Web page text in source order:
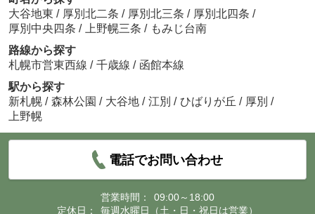
大谷地東 / 厚別北二条 / 厚別北三条 / 厚別北四条 /
厚別中央四条 / 上野幌三条 / もみじ台南
路線から探す
札幌市営東西線 / 千歳線 / 函館本線
駅から探す
新札幌 / 森林公園 / 大谷地 / 江別 / ひばりが丘 / 厚別 /
上野幌
電話でお問い合わせ
営業時間：
09:00～18:00
定休日：
毎週水曜日（土・日・祝日は営業）